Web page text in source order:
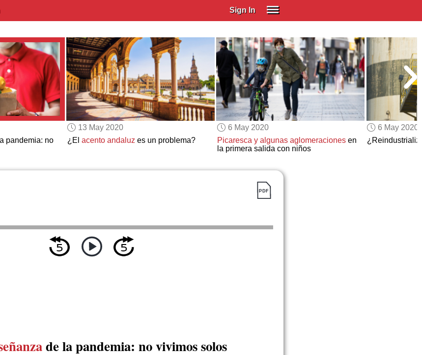
Sign In
Spanish (Spain)
Spanish (Latino)
SUBSCRIBE
EDUCATIONAL LICENSES
GIFT CARDS
OTHER LANGUAGES
ABOUT US
pandemia: no
13 May 2020
¿El acento andaluzes un problema?
6 May 2020
Picaresca y algunas aglomeracionesen
la primera salida con niños
6 May 2020
de la pandemia: no vivimos solos